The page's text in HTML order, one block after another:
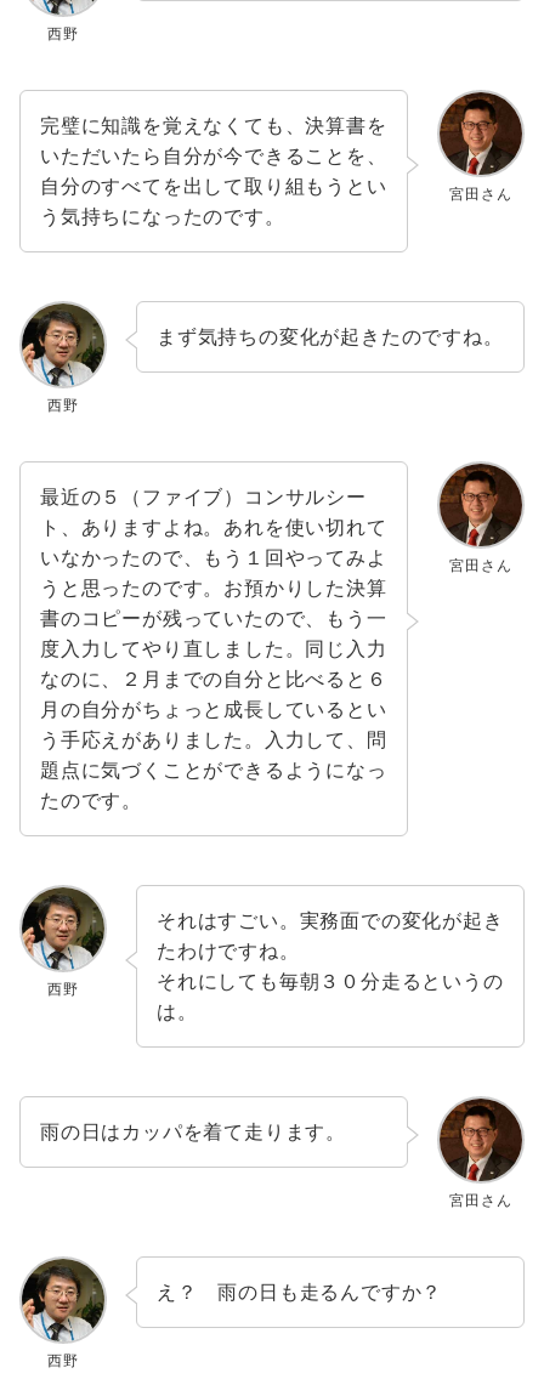
西野
宮田さん
完璧に知識を覚えなくても、決算書を
いただいたら自分が今できることを、
自分のすべてを出して取り組もうとい
う気持ちになったのです。
西野
まず気持ちの変化が起きたのですね。
宮田さん
最近の５（ファイブ）コンサルシー
ト、ありますよね。あれを使い切れて
いなかったので、もう１回やってみよ
うと思ったのです。お預かりした決算
書のコピーが残っていたので、もう一
度入力してやり直しました。同じ入力
なのに、２月までの自分と比べると６
月の自分がちょっと成長しているとい
う手応えがありました。入力して、問
題点に気づくことができるようになっ
たのです。
西野
それはすごい。実務面での変化が起き
たわけですね。
それにしても毎朝３０分走るというの
は。
宮田さん
雨の日はカッパを着て走ります。
西野
え？ 雨の日も走るんですか？